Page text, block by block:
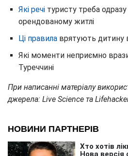
Які речі туристу треба
орендованому житлі
Ці правила врятують дитину
Які моменти неприємно
Туреччині
При написанні матеріалу
джерела: Live Science та